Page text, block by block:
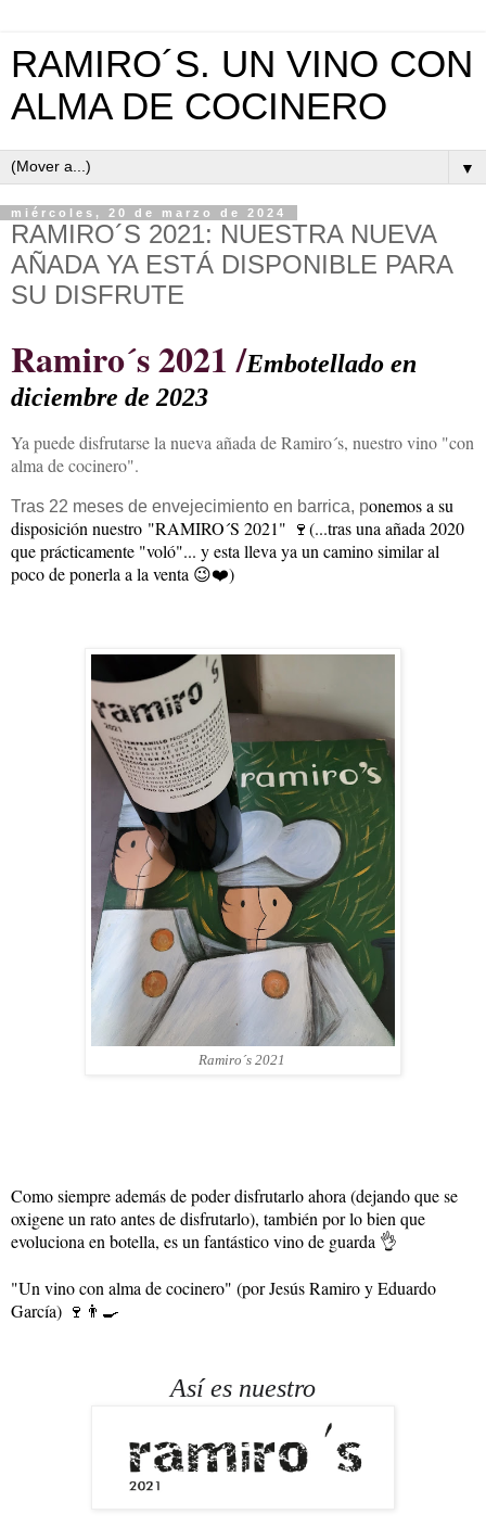
RAMIRO´S. UN VINO CON
ALMA DE COCINERO
▼
miércoles, 20 de marzo de 2024
RAMIRO´S 2021: NUESTRA NUEVA
AÑADA YA ESTÁ DISPONIBLE PARA
SU DISFRUTE
Ramiro´s 2021 /Embotellado en
diciembre de 2023
Ya puede disfrutarse la nueva añada de Ramiro´s, nuestro vino "con
alma de cocinero".
Tras 22 meses de envejecimiento en barrica, ponemos a su
disposición nuestro "RAMIRO´S 2021" 🍷(...tras una añada 2020
que prácticamente "voló"... y esta lleva ya un camino similar al
poco de ponerla a la venta 😉❤️)
Ramiro´s 2021
Como siempre además de poder disfrutarlo ahora (dejando que se
oxigene un rato antes de disfrutarlo), también por lo bien que
evoluciona en botella, es un fantástico vino de guarda 👌
"Un vino con alma de cocinero" (por Jesús Ramiro y Eduardo
García) 🍷👨‍🍳
Así es nuestro